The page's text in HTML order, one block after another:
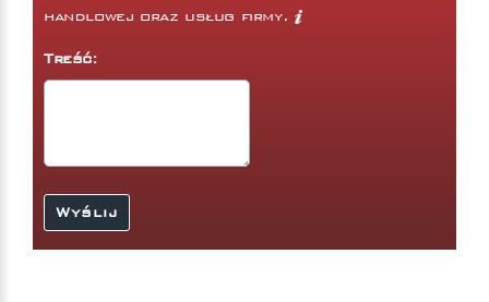
handlowej oraz usług firmy.
Treść: